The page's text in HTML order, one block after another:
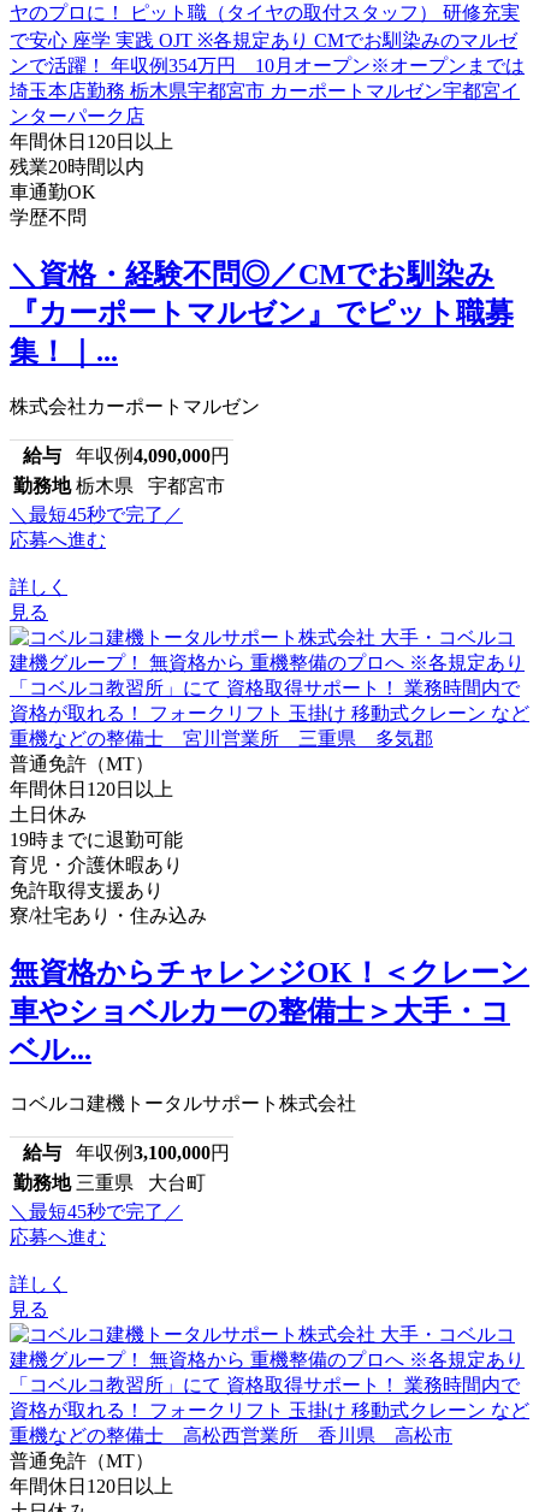
年間休日120日以上
残業20時間以内
車通勤OK
学歴不問
＼資格・経験不問◎／CMでお馴染み
『カーポートマルゼン』でピット職募
集！｜...
株式会社カーポートマルゼン
給与 年収例4,090,000円
勤務地 栃木県 宇都宮市
＼最短45秒で完了／
応募へ進む
詳しく
見る
普通免許（MT）
年間休日120日以上
土日休み
19時までに退勤可能
育児・介護休暇あり
免許取得支援あり
寮/社宅あり・住み込み
無資格からチャレンジOK！＜クレーン
車やショベルカーの整備士＞大手・コ
ベル...
コベルコ建機トータルサポート株式会社
給与 年収例3,100,000円
勤務地 三重県 大台町
＼最短45秒で完了／
応募へ進む
詳しく
見る
普通免許（MT）
年間休日120日以上